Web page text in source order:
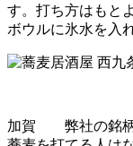
す。打ち方はもと
ボウルに氷水を入
加賀 弊社の銘柄